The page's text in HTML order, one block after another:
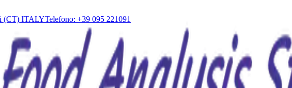
(CT) ITALYTelefono: +39 095 221091